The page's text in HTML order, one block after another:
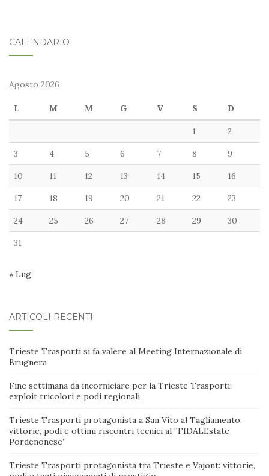
CALENDARIO
Agosto 2026
L M M G V S D
1 2
3 4 5 6 7 8 9
10 11 12 13 14 15 16
17 18 19 20 21 22 23
24 25 26 27 28 29 30
31
« Lug
ARTICOLI RECENTI
Trieste Trasporti si fa valere al Meeting Internazionale di
Brugnera
Fine settimana da incorniciare per la Trieste Trasporti:
exploit tricolori e podi regionali
Trieste Trasporti protagonista a San Vito al Tagliamento:
vittorie, podi e ottimi riscontri tecnici al “FIDALEstate
Pordenonese”
Trieste Trasporti protagonista tra Trieste e Vajont: vittorie,